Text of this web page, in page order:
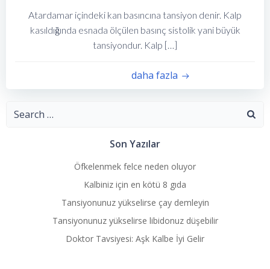
Atardamar içindeki kan basıncına tansiyon denir. Kalp
kasıldığında esnada ölçülen basınç sistolik yani büyük
tansiyondur. Kalp […]
daha fazla
Search
Son Yazılar
Öfkelenmek felce neden oluyor
Kalbiniz için en kötü 8 gıda
Tansiyonunuz yükselirse çay demleyin
Tansiyonunuz yükselirse libidonuz düşebilir
Doktor Tavsiyesi: Aşk Kalbe İyi Gelir